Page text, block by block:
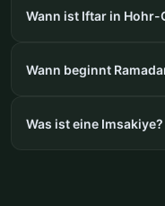
Wann ist Iftar in Hohr-
Wann beginnt
Was ist eine Imsakiye?